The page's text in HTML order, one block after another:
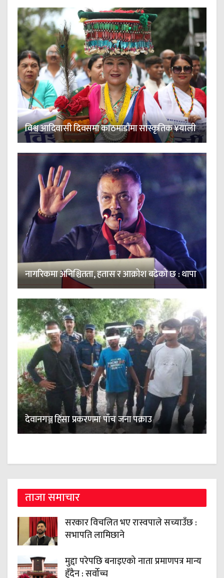
विश्व आदिवासी दिवसमा काठमाडौंमा सांस्कृतिक ¥याली
नागरिकमा अनिश्चितता, हतास र आक्रोश बढेको छ : थापा
देवानगञ्ज हिंसा प्रकरणमा पाँच जना पक्राउ
ताजा समाचार
सरकार विचलित भए रास्वपाले सच्याउँछ :
सभापति लामिछाने
मुद्दा परेपछि बनाइएको नाता प्रमाणपत्र मान्य
हुँदैन : सर्वोच्च